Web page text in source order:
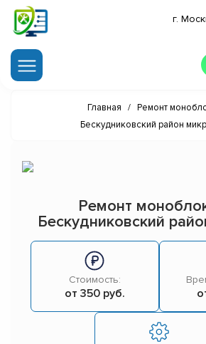
г.
Главная / Ремонт
Бескудниковский район
Ремонт
Бескудниковский
Стоимость:
от 350 руб.